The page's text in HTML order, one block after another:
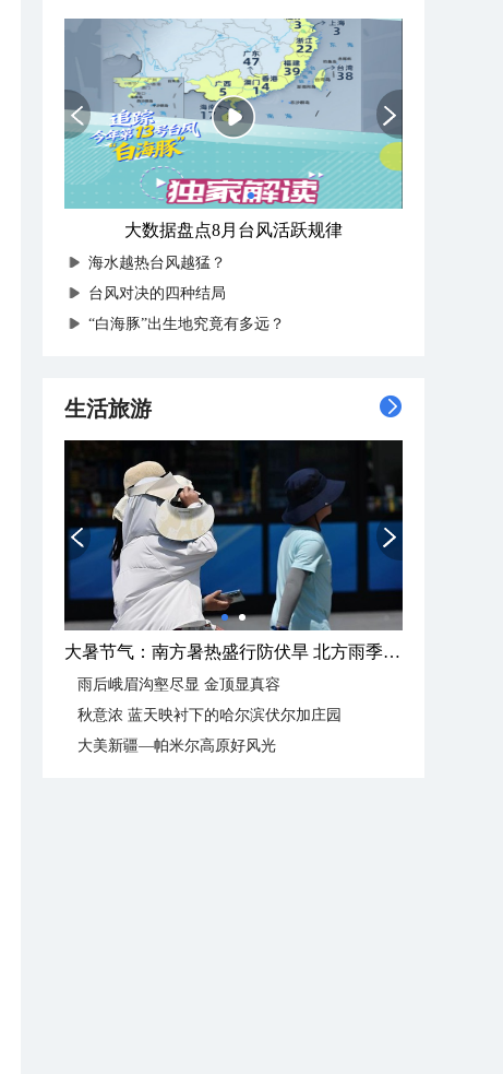
大数据盘点8月台风活跃规律
海水越热台风越猛？
台风对决的四种结局
“白海豚”出生地究竟有多远？
生活旅游
大暑节气：南方暑热盛行防伏旱 北方雨季陆续开启
雨后峨眉沟壑尽显 金顶显真容
秋意浓 蓝天映衬下的哈尔滨伏尔加庄园
大美新疆—帕米尔高原好风光